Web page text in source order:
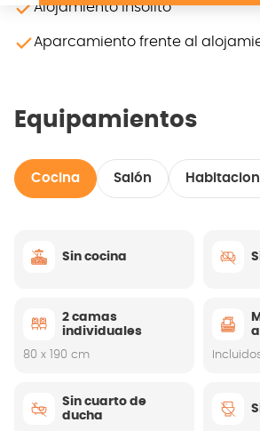
Alojamiento insólito
Aparcamiento frente al
Equipamientos
Cocina Salón
Sin cocina
2 camas
individuales
80 x 190 cm
Sin cuarto de
ducha